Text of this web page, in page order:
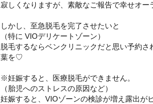
寂しくなりますが、素敵なご報告で幸せオ
しかし、至急脱毛を完了させたいと
（特に VIOデリケートゾーン）
脱毛するならベンクリニックだと思い予約
葉を♡
※妊娠すると、医療脱毛ができません。
（胎児へのストレスの原因など）
妊娠すると、VIOゾーンの検診が増え露出が